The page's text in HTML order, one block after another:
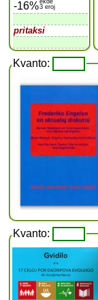
-16%3 eroj
pritaksi
Kvanto:
Kvanto: